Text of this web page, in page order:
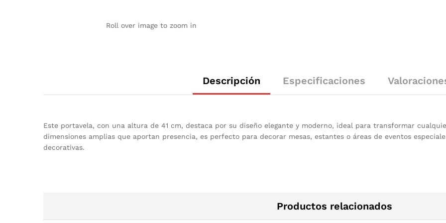
Roll over image to zoom in
Descripción Especificaciones
Este portavela, con una altura de 41 cm, destaca por su diseño elegante y moderno, ideal para transformar
dimensiones amplias que aportan presencia, es perfecto para decorar mesas, estantes o áreas de eventos
decorativas.
Productos relacionados